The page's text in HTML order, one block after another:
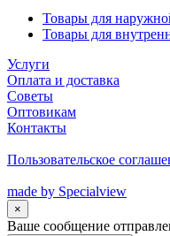
Товары для
Товары для
Услуги
Оплата и доставка
Советы
Оптовикам
Контакты
Пользовательское
made by Specialview
×
Ваше сообщение